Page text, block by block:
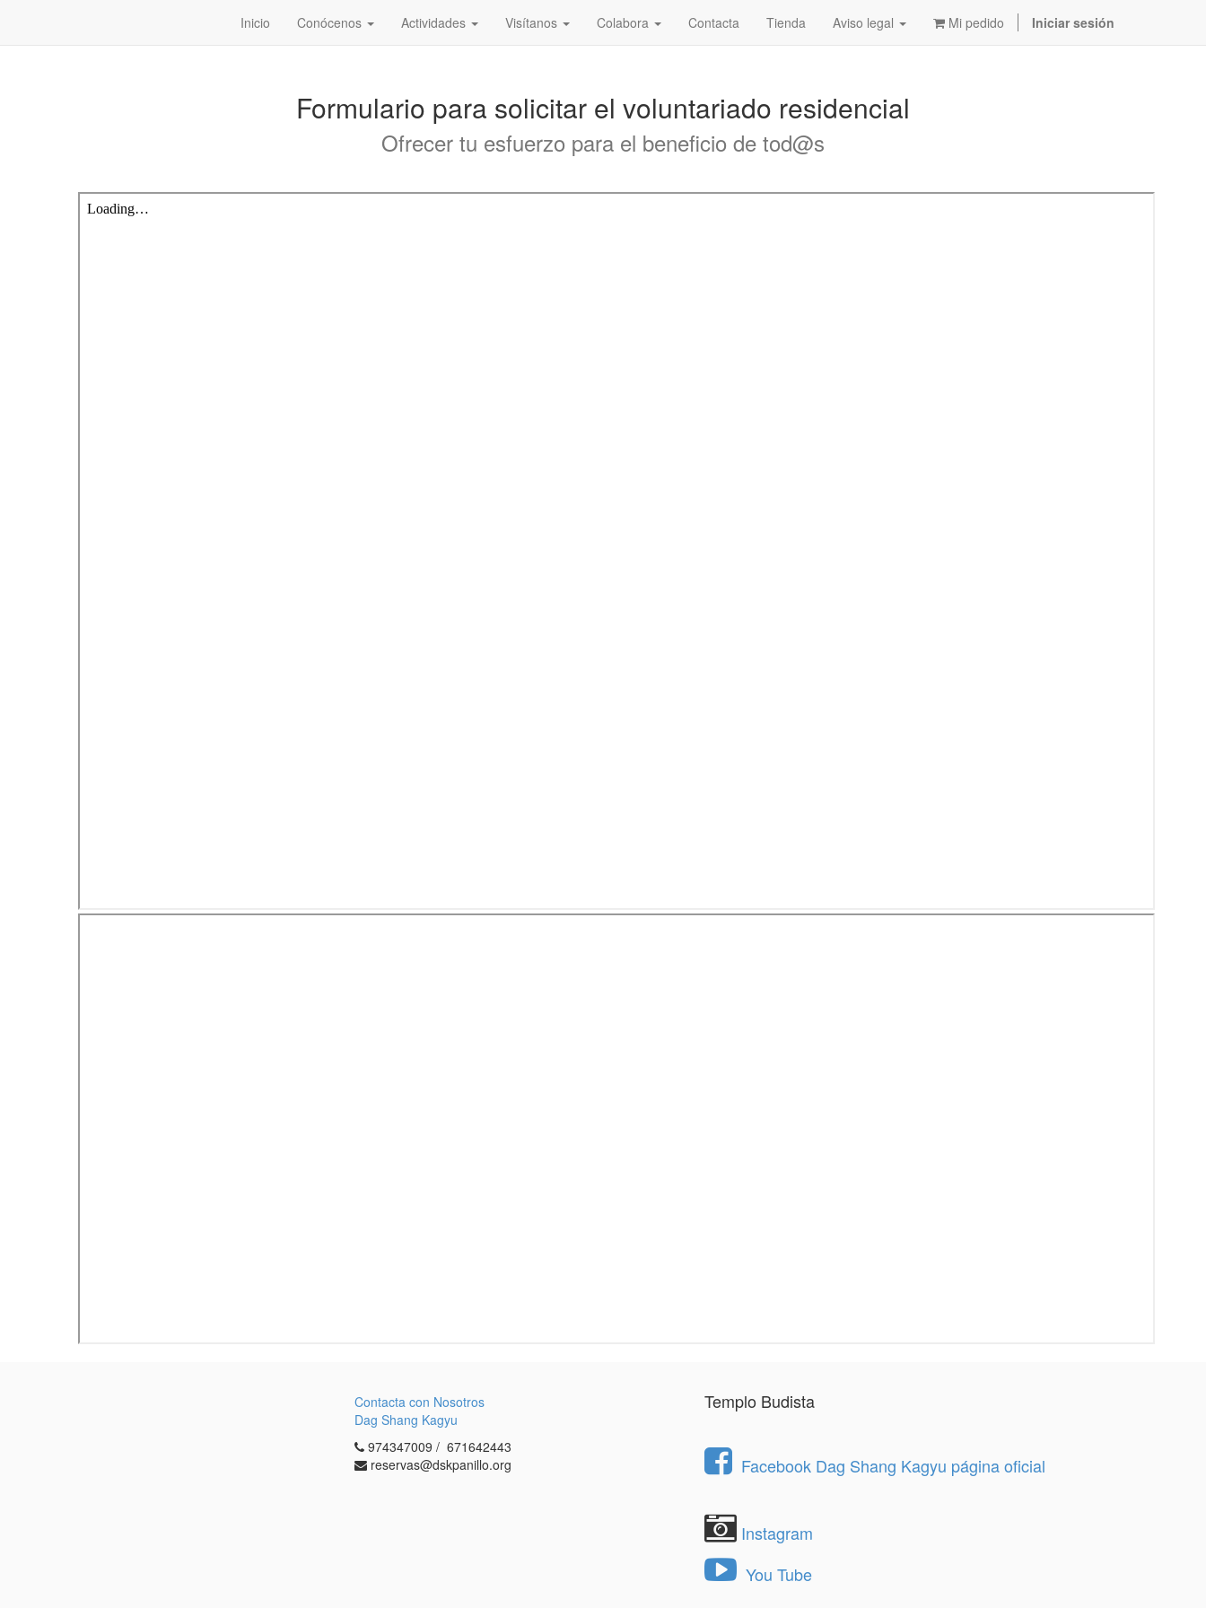
Inicio Conócenos Actividades Visítanos Colabora Contacta Tienda Aviso legal Mi pedido Iniciar sesión
Formulario para solicitar el voluntariado residencial
Ofrecer tu esfuerzo para el beneficio de tod@s
Contacta con Nosotros
Dag Shang Kagyu
974347009 / 671642443
reservas@dskpanillo.org
Templo Budista
Facebook Dag Shang Kagyu página oficial
Instagram
You Tube